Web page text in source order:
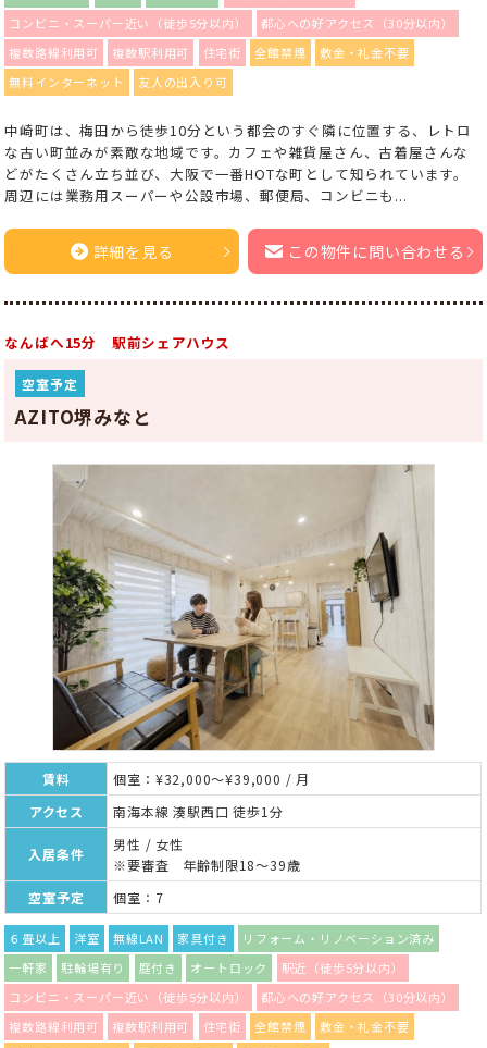
コンビニ・スーパー近い（徒歩5分以内）
都心への好アクセス（30分以内）
複数路線利用可
複数駅利用可 住宅街 全館禁煙
敷金・礼金不要
無料インターネット
友人の出入り可
中崎町は、梅田から徒歩10分という都会のすぐ隣に位置する、レトロ
な古い町並みが素敵な地域です。カフェや雑貨屋さん、古着屋さんな
どがたくさん立ち並び、大阪で一番HOTな町として知られています。
周辺には業務用スーパーや公設市場、郵便局、コンビニも...
詳細を見る この物件に問い合わせる
なんばへ15分 駅前シェアハウス
空室予定
AZITO堺みなと
賃料
個室：¥32,000～¥39,000 / 月
アクセス
南海本線 湊駅西口 徒歩1分
入居条件
男性 / 女性
※要審査 年齢制限18～39歳
空室予定
個室：7
６畳以上 洋室 無線LAN 家具付き
リフォーム・リノベーション済み
一軒家
駐輪場有り 庭付き オートロック
駅近（徒歩5分以内）
コンビニ・スーパー近い（徒歩5分以内）
都心への好アクセス（30分以内）
複数路線利用可
複数駅利用可 住宅街 全館禁煙
敷金・礼金不要